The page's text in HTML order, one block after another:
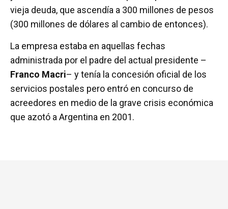
vieja deuda, que ascendía a 300 millones de pesos
(300 millones de dólares al cambio de entonces).
La empresa estaba en aquellas fechas
administrada por el padre del actual presidente –
Franco Macri– y tenía la concesión oficial de los
servicios postales pero entró en concurso de
acreedores en medio de la grave crisis económica
que azotó a Argentina en 2001.